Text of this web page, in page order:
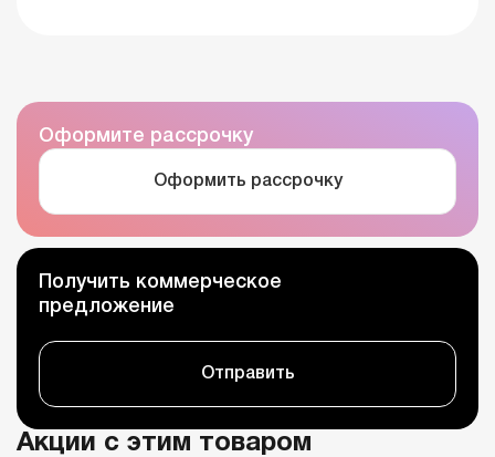
Оформите рассрочку
Оформить рассрочку
Получить коммерческое
предложение
Отправить
Акции с этим товаром